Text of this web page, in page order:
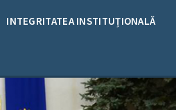
INTEGRITATEA INSTITUȚIONALĂ